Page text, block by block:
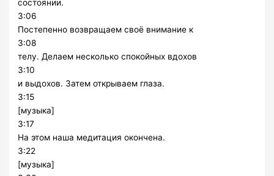
состоянии.
3:06
Постепенно возвращаем своё внимание к
3:08
телу. Делаем несколько спокойных вдохов
3:10
и выдохов. Затем открываем глаза.
3:15
[музыка]
3:17
На этом наша медитация окончена.
3:22
[музыка]